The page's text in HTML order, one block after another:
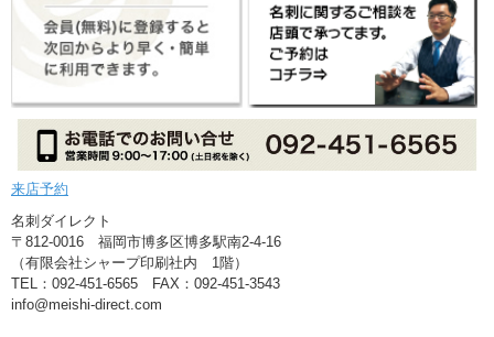
来店予約
名刺ダイレクト
〒812-0016 福岡市博多区博多駅南2-4-16
（有限会社シャープ印刷社内 1階）
TEL：092-451-6565 FAX：092-451-3543
info@meishi-direct.com